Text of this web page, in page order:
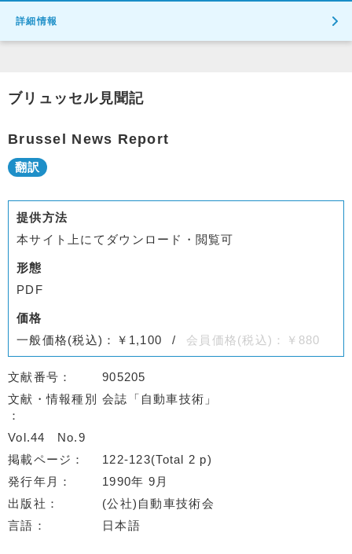
詳細情報
ブリュッセル見聞記
Brussel News Report
提供方法
本サイト上にてダウンロード・閲覧可
形態
PDF
価格
一般価格(税込)：￥1,100
会員価格(税込)：￥880
文献番号
905205
文献・情報種別
会誌「自動車技術」
Vol.44
No.9
掲載ページ
122-123(Total 2 p)
発行年月
1990年 9月
出版社
(公社)自動車技術会
言語
日本語